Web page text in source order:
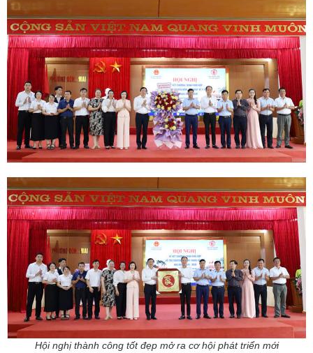
Hội nghị thành công tốt đẹp mở ra cơ hội phát triển mới